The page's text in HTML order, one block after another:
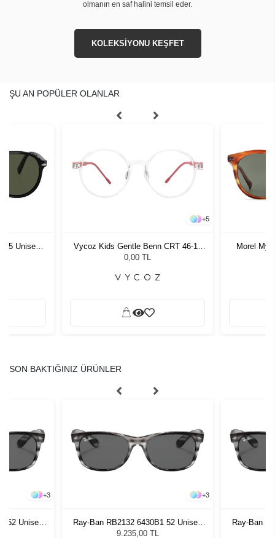
olmanın en saf halini temsil eder.
KOLEKSİYONU KEŞFET
ŞU AN POPÜLER OLANLAR
55 Unisex
+5
Vycoz Kids Gentle Benn CRT 46-17
135
0,00 TL
Morel
SON BAKTIĞINIZ ÜRÜNLER
+3
52 Unisex
+3
Ray-Ban RB2132 6430B1 52 Unisex
Güneş Gözlüğü
9.235,00 TL
Ray-Ban